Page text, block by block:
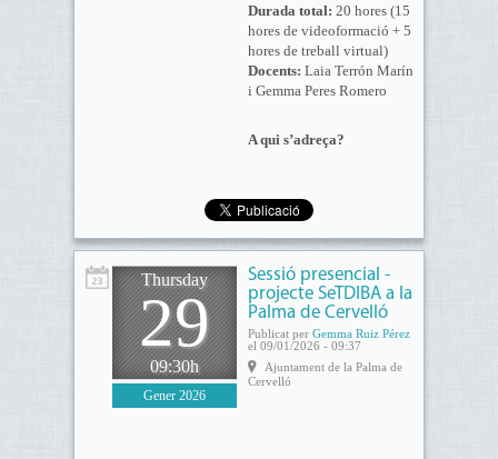
Durada total: 20 hores (15
hores de videoformació + 5
hores de treball virtual)
Docents: Laia Terrón Marín
i Gemma Peres Romero
A qui s’adreça?
Thursday
29
09:30h
Gener 2026
Sessió presencial -
projecte SeTDIBA a la
Palma de Cervelló
Publicat per Gemma Ruiz Pérez
el 09/01/2026 - 09:37
Ajuntament de la Palma de
Cervelló